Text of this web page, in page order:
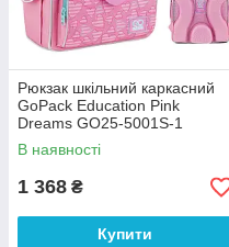
Рюкзак шкільний каркасний
GoPack Education Pink
Dreams GO25-5001S-1
В наявності
1 368 ₴
Купити